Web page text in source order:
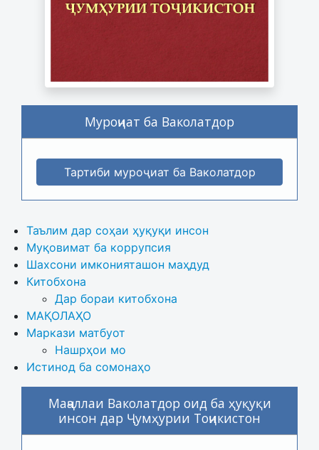
Муроҷиат ба Ваколатдор
Тартиби муроҷиат ба Ваколатдор
Таълим дар соҳаи ҳуқуқи инсон
Муқовимат ба коррупсия
Шахсони имконияташон маҳдуд
Китобхона
Дар бораи китобхона
МАҚОЛАҲО
Маркази матбуот
Нашрҳои мо
Истинод ба сомонаҳо
Маҷаллаи Ваколатдор оид ба ҳуқуқи
инсон дар Ҷумҳурии Тоҷикистон